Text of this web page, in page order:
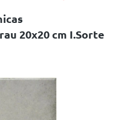
20x20 cm I.Sorte